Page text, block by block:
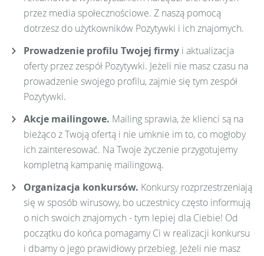
przez media społecznościowe. Z naszą pomocą
dotrzesz do użytkowników Pozytywki i ich znajomych.
Prowadzenie profilu Twojej firmy i aktualizacja
oferty przez zespół Pozytywki. Jeżeli nie masz czasu na
prowadzenie swojego profilu, zajmie się tym zespół
Pozytywki.
Akcje mailingowe. Mailing sprawia, że klienci są na
bieżąco z Twoją ofertą i nie umknie im to, co mogłoby
ich zainteresować. Na Twoje życzenie przygotujemy
kompletną kampanię mailingową.
Organizacja konkursów. Konkursy rozprzestrzeniają
się w sposób wirusowy, bo uczestnicy często informują
o nich swoich znajomych - tym lepiej dla Ciebie! Od
początku do końca pomagamy Ci w realizacji konkursu
i dbamy o jego prawidłowy przebieg. Jeżeli nie masz